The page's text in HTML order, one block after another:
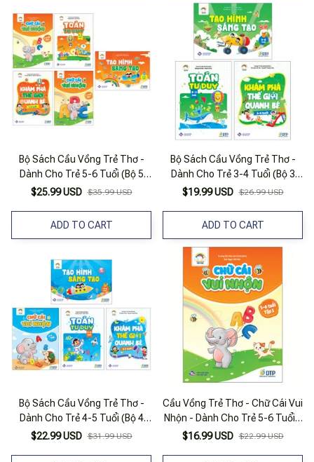
Bộ Sách Cầu Vồng Trẻ Thơ -
Dành Cho Trẻ 5-6 Tuổi (Bộ 5
Quyển)
$25.99 USD $35.99 USD
ADD TO CART
Bộ Sách Cầu Vồng Trẻ Thơ -
Dành Cho Trẻ 3-4 Tuổi (Bộ 3
Quyển)
$19.99 USD $26.99 USD
ADD TO CART
Bộ Sách Cầu Vồng Trẻ Thơ -
Dành Cho Trẻ 4-5 Tuổi (Bộ 4
Quyển)
$22.99 USD $31.99 USD
Cầu Vồng Trẻ Thơ - Chữ Cái Vui
Nhộn - Dành Cho Trẻ 5-6 Tuổi -
Tập 1
$16.99 USD $22.99 USD